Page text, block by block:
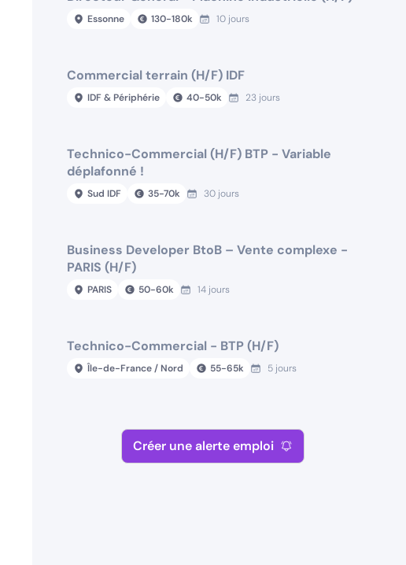
Essonne 130-180k 10 jours
Commercial terrain (H/F) IDF
IDF & Périphérie 40-50k 23 jours
Technico-Commercial (H/F) BTP - Variable
déplafonné !
Sud IDF 35-70k 30 jours
Business Developer BtoB – Vente complexe -
PARIS (H/F)
PARIS 50-60k 14 jours
Technico-Commercial - BTP (H/F)
Île-de-France / Nord 55-65k 5 jours
Créer une alerte emploi